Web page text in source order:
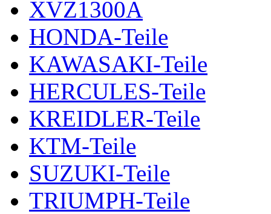
XVZ1300A
HONDA-Teile
KAWASAKI-Teile
HERCULES-Teile
KREIDLER-Teile
KTM-Teile
SUZUKI-Teile
TRIUMPH-Teile